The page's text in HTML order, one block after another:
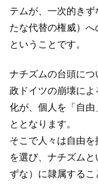
テムが、一次的き
たな代替の権威）
ということです。
ナチズムの台頭に
政ドイツの崩壊に
化が、個人を「自由
ととなります。
そこで人々は自由
を選び、ナチズム
ずな）に隷属するこ